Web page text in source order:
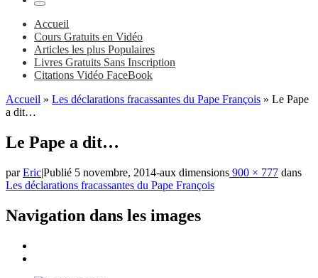
Menu
Accueil
Cours Gratuits en Vidéo
Articles les plus Populaires
Livres Gratuits Sans Inscription
Citations Vidéo FaceBook
Accueil » Les déclarations fracassantes du Pape François » Le Pape
a dit…
Le Pape a dit…
parEric|Publié 5 novembre, 2014-aux dimensions 900 × 777 dans
Les déclarations fracassantes du Pape François
Navigation dans les images